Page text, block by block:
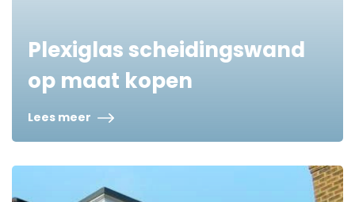
Plexiglas scheidingswand
op maat kopen
Lees meer